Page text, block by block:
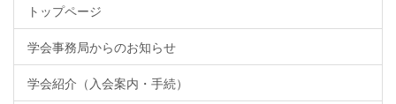
トップページ
学会事務局からのお知らせ
学会紹介（入会案内・手続）